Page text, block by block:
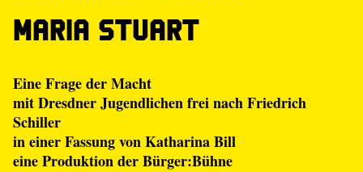
Maria Stuart
Eine Frage der Macht
mit Dresdner Jugendlichen frei nach Friedrich
Schiller
in einer Fassung vonKatharina Bill
eine Produktion derBürger:Bühne